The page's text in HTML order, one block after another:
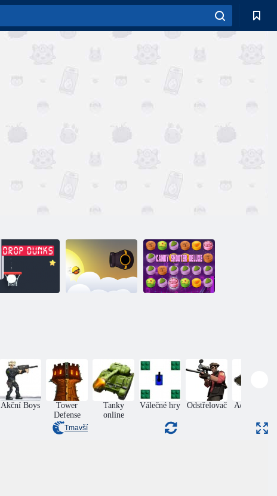
Akční Boys
Tower
Defense
Tanky
online
Válečné hry Odstřelovač Adventures
Tmavší